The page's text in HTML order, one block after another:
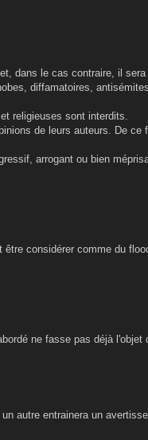
dans le cas contraire, il sera
diffamatoires,
religieuses sont interdits.
de leurs auteurs. De
arrogant ou bien
considérer comme du
ne fasse pas déjà l'objet
autre entrainera un